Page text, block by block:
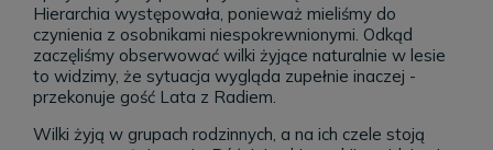
Hierarchia występowała, ponieważ mieliśmy do
czynienia z osobnikami niespokrewnionymi. Odkąd
zaczęliśmy obserwować wilki żyjące naturalnie w lesie
to widzimy, że sytuacja wygląda zupełnie inaczej -
przekonuje gość Lata z Radiem.
Wilki żyją w grupach rodzinnych, a na ich czele stoją